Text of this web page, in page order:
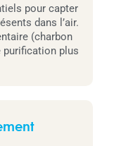
pour capter
dans l’air.
(charbon
plus